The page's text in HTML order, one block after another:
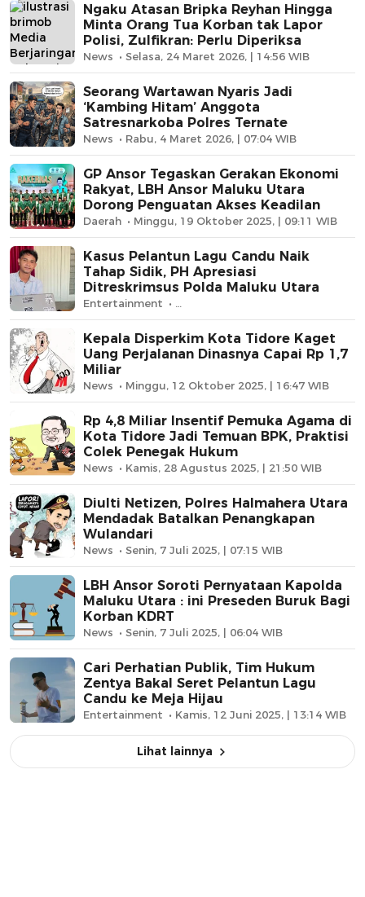
Ngaku Atasan Bripka Reyhan Hingga
Minta Orang Tua Korban tak Lapor
Polisi, Zulfikran: Perlu Diperiksa
News Selasa, 24 Maret 2026, | 14:56 WIB
Seorang Wartawan Nyaris Jadi
‘Kambing Hitam’ Anggota
Satresnarkoba Polres Ternate
News Rabu, 4 Maret 2026, | 07:04 WIB
GP Ansor Tegaskan Gerakan Ekonomi
Rakyat, LBH Ansor Maluku Utara
Dorong Penguatan Akses Keadilan
Daerah Minggu, 19 Oktober 2025, | 09:11 WIB
Kasus Pelantun Lagu Candu Naik
Tahap Sidik, PH Apresiasi
Ditreskrimsus Polda Maluku Utara
Entertainment
Kepala Disperkim Kota Tidore Kaget
Uang Perjalanan Dinasnya Capai Rp 1,7
Miliar
News Minggu, 12 Oktober 2025, | 16:47 WIB
Rp 4,8 Miliar Insentif Pemuka Agama di
Kota Tidore Jadi Temuan BPK, Praktisi
Colek Penegak Hukum
News Kamis, 28 Agustus 2025, | 21:50 WIB
Diulti Netizen, Polres Halmahera Utara
Mendadak Batalkan Penangkapan
Wulandari
News Senin, 7 Juli 2025, | 07:15 WIB
LBH Ansor Soroti Pernyataan Kapolda
Maluku Utara : ini Preseden Buruk Bagi
Korban KDRT
News Senin, 7 Juli 2025, | 06:04 WIB
Cari Perhatian Publik, Tim Hukum
Zentya Bakal Seret Pelantun Lagu
Candu ke Meja Hijau
Entertainment Kamis, 12 Juni 2025, | 13:14 WIB
Lihat lainnya